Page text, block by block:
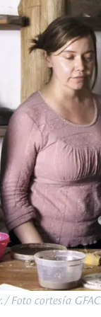
Foto cortesía